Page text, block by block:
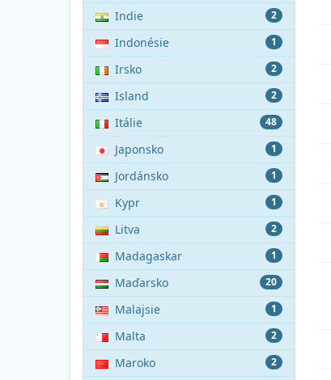
2
Indie
1
Indonésie
2
Irsko
2
Island
48
Itálie
1
Japonsko
1
Jordánsko
1
Kypr
2
Litva
1
Madagaskar
20
Maďarsko
1
Malajsie
2
Malta
2
Maroko